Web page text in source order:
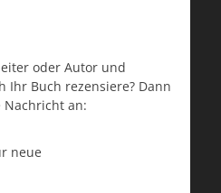
oder Autor und
Ihr Buch rezensiere? Dann
Nachricht an:
neue